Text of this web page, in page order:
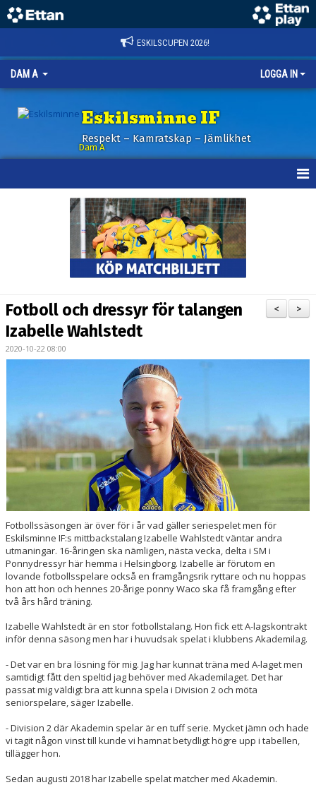
ESKILSCUPEN 2026!
DAM A LOGGA IN
Eskilsminne IF
Respekt – Kamratskap – Jämlikhet
Dam A
BILDGALLERI
DOKUMENT
MATCHER
DIV. 1 SÖDRA
DAM AKADEMI - DIVISION 2
>
<
Fotboll och dressyr för talangen
Izabelle Wahlstedt
2020-10-22 08:00
Fotbollssäsongen är över för i år vad gäller seriespelet men för
Eskilsminne IF:s mittbackstalang Izabelle Wahlstedt väntar andra
utmaningar. 16-åringen ska nämligen, nästa vecka, delta i SM i
Ponnydressyr här hemma i Helsingborg. Izabelle är förutom en
lovande fotbollsspelare också en framgångsrik ryttare och nu hoppas
hon att hon och hennes 20-årige ponny Waco ska få framgång efter
två års hård träning.
Izabelle Wahlstedt är en stor fotbollstalang. Hon fick ett A-lagskontrakt
inför denna säsong men har i huvudsak spelat i klubbens Akademilag.
- Det var en bra lösning för mig. Jag har kunnat träna med A-laget men
samtidigt fått den speltid jag behöver med Akademilaget. Det har
passat mig väldigt bra att kunna spela i Division 2 och möta
seniorspelare, säger Izabelle.
- Division 2 där Akademin spelar är en tuff serie. Mycket jämn och hade
vi tagit någon vinst till kunde vi hamnat betydligt högre upp i tabellen,
tillägger hon.
Sedan augusti 2018 har Izabelle spelat matcher med Akademin.